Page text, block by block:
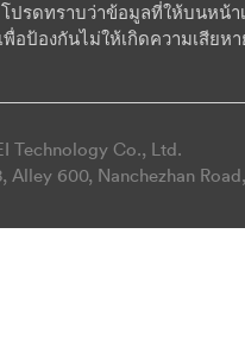
โปรดทราบว่าข้อมูลที่ให้บนหน้า
เพื่อป้องกันไม่ให้เกิดความเสีย
Technology Co., Ltd.
Alley 600, Nanchezhan